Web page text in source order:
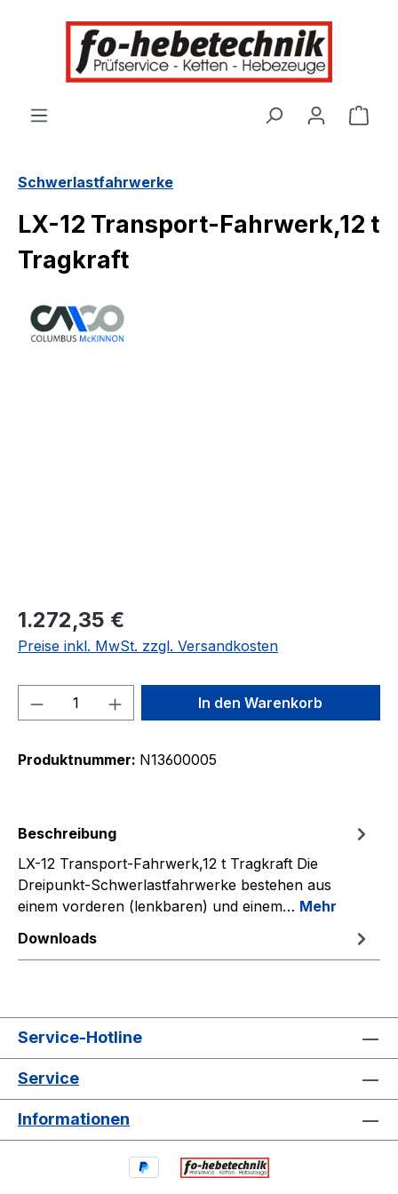
springen
Schwerlastfahrwerke
LX-12 Transport-Fahrwerk,12 t
Tragkraft
1.272,35 €
Preise inkl. MwSt. zzgl. Versandkosten
Produkt Anzahl: Gib denIn den Warenkorb
Produktnummer: N13600005
Beschreibung
LX-12 Transport-Fahrwerk,12 t Tragkraft Die
Dreipunkt-Schwerlastfahrwerke bestehen aus
einem vorderen (lenkbaren) und einem… Mehr
Downloads
Service-Hotline
Service
Informationen